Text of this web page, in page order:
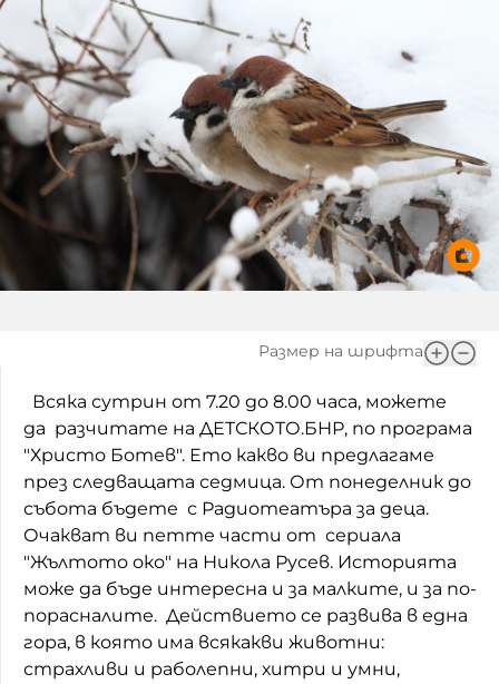
Фантазирай
Приказки
История на изкуството
Музикална кутийка
От соул до рокендрол
Междучасие
Златната ябълка
Непознатите думи
Като Айнщайн
Домашен любимец
Питаме Ви
До ре ми
Игри
Кои сме ние?
За вас, родители
БНР
БНР Новини
Архивен фонд на БНР
Размер на шрифта
Всяка сутрин от 7.20 до 8.00 часа, можете
да разчитате на ДЕТСКОТО.БНР, по програма
"Христо Ботев". Ето какво ви предлагаме
през следващата седмица. От понеделник до
събота бъдете с Радиотеатъра за деца.
Очакват ви петте части от сериала
"Жълтото око" на Никола Русев. Историята
може да бъде интересна и за малките, и за по-
порасналите. Действието се развива в една
гора, в която има всякакви животни:
страхливи и раболепни, хитри и умни,